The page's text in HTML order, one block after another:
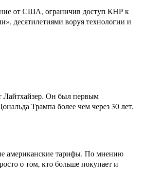
от США, ограничив доступ КНР к
десятилетиями воруя технологии и
Лайтхайзер. Он был первым
Трампа более чем через 30 лет,
американские тарифы. По мнению
о том, кто больше покупает и